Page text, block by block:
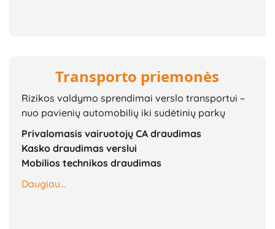
Transporto priemonės
Rizikos valdymo sprendimai verslo transportui –
nuo pavienių automobilių iki sudėtinių parkų
Privalomasis vairuotojų CA draudimas
Kasko draudimas verslui
Mobilios technikos draudimas
Daugiau...